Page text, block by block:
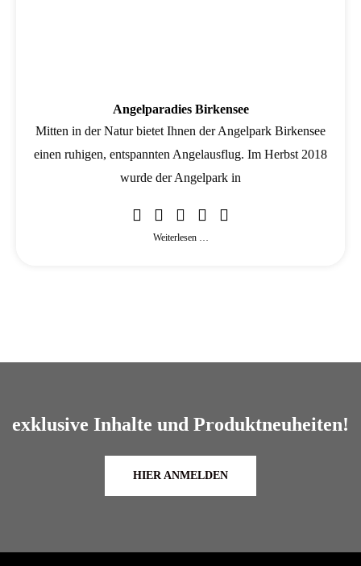
Angelparadies Birkensee
Mitten in der Natur bietet Ihnen der Angelpark Birkensee
einen ruhigen, entspannten Angelausflug. Im Herbst 2018
wurde der Angelpark in
Weiterlesen …
exklusive Inhalte und Produktneuheiten!
HIER ANMELDEN